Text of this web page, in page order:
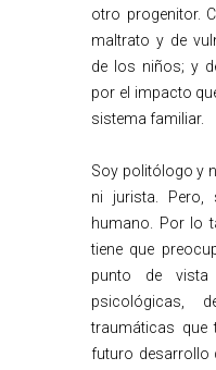
otro progenitor.
maltrato y de
de los niños; y
por el impacto
sistema familiar.
Soy politólogo y
ni jurista.
humano. Por lo
tiene que
punto de vista
psicológicas,
traumáticas que
futuro desarrollo